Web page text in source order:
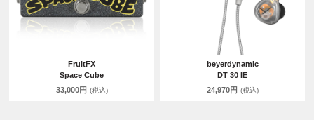
FruitFX
Space Cube
33,000円 (税込)
beyerdynamic
DT 30 IE
24,970円 (税込)